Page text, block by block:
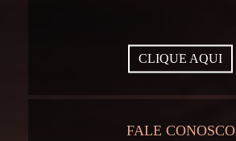
CLIQUE AQUI
FALE CONOSCO